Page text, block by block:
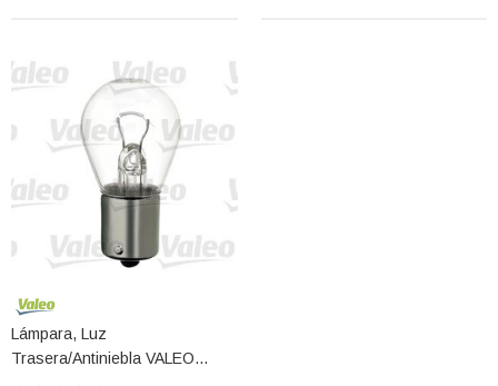
Lámpara, Luz
Trasera/antiniebla VALEO